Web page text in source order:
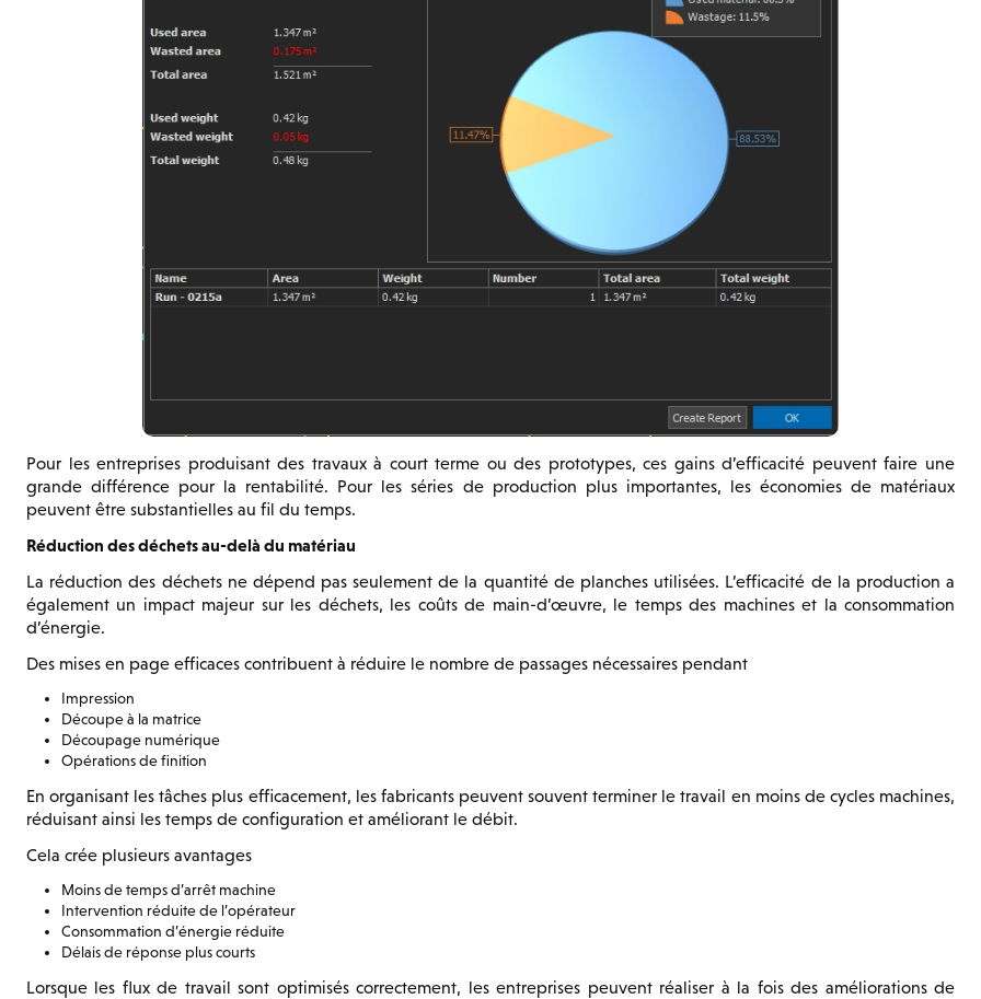
Pour les entreprises produisant des travaux à court terme ou des prototypes, ces gains d’efficacité peuvent faire une
grande différence pour la rentabilité. Pour les séries de production plus importantes, les économies de matériaux
peuvent être substantielles au fil du temps.
Réduction des déchets au-delà du matériau
La réduction des déchets ne dépend pas seulement de la quantité de planches utilisées. L’efficacité de la production a
également un impact majeur sur les déchets, les coûts de main-d’œuvre, le temps des machines et la consommation
d’énergie.
Des mises en page efficaces contribuent à réduire le nombre de passages nécessaires pendant
Impression
Découpe à la matrice
Découpage numérique
Opérations de finition
En organisant les tâches plus efficacement, les fabricants peuvent souvent terminer le travail en moins de cycles machines,
réduisant ainsi les temps de configuration et améliorant le débit.
Cela crée plusieurs avantages
Moins de temps d’arrêt machine
Intervention réduite de l’opérateur
Consommation d’énergie réduite
Délais de réponse plus courts
Lorsque les flux de travail sont optimisés correctement, les entreprises peuvent réaliser à la fois des améliorations de